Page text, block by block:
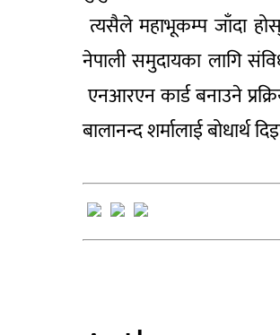
त्यसैले महाभूकम्प जाँदा
नेपाली समुदायका लागि
एनआरएन कार्ड बनाउने
बालानन्द शर्मालाई बोधार्थ